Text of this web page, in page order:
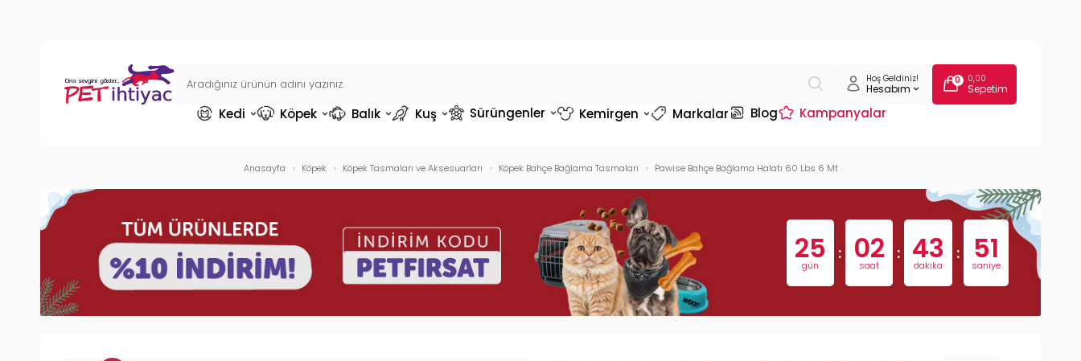
Hoş Geldiniz!
Hesabım
0 0,00
Sepetim
Kedi Köpek Balık Kuş Sürüngenler Kemirgen Markalar Blog Kampanyalar
Anasayfa Köpek Köpek Tasmaları ve Aksesuarları Köpek Bahçe Bağlama Tasmaları Pawise Bahçe Bağlama Halatı 60 Lbs 6 Mt
25
gün 02
saat 43
dakika 50
saniye